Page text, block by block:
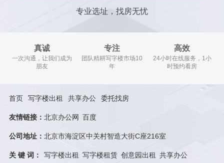
专业选址，找房无忧
真诚
一次沟通，让我们成为
朋友
专注
团队精耕写字楼市场10
年
高效
24小时在线服务，1小
时预约看房
首页 写字楼出租 共享办公 委托找房
友情链接： 北京办公网 百度
公司地址： 北京市海淀区中关村智造大街C座216室
关 键 词： 写字楼出租 写字楼租赁 创意园出租 共享办公